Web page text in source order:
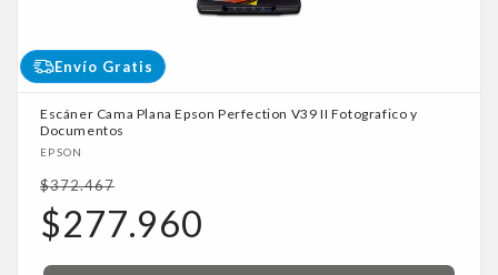
Envío Gratis
Escáner Cama Plana Epson Perfection V39 II Fotografico y
Documentos
Proveedor:
EPSON
Precio
habitual
$372.467
Precio
de
oferta
$277.960